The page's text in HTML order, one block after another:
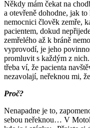
Někdy mám čekat na
a otevřeně dohodne, jak
nemocnici člověk zemře,
pacientem, dokud
zemřelého až k bráně
vyprovodí, je jeho
promluvit s každým z
třeba ví, že pacienta
nezavolají, neřeknou mi,
Proč?
Nenapadne je to,
sebou neřeknou… V